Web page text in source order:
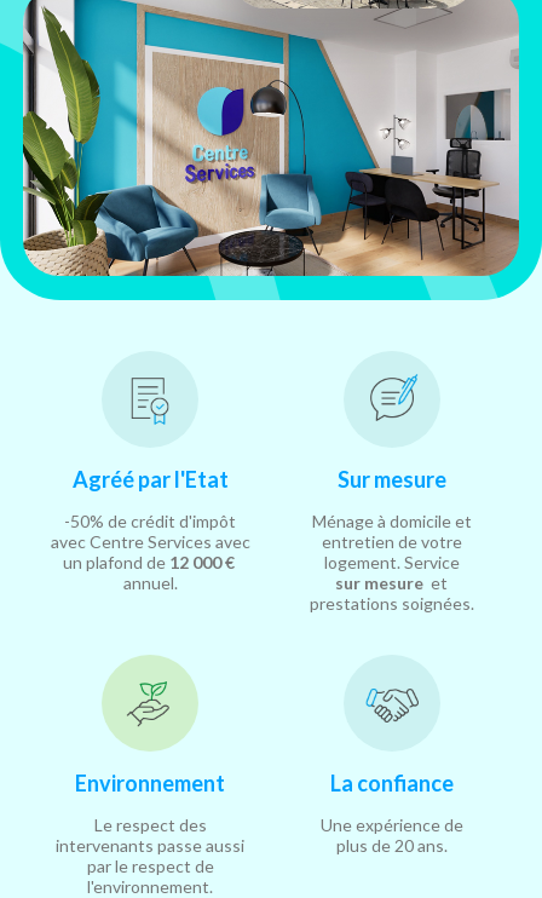
Agréé par l'Etat
-50% de crédit d'impôt
avec Centre Services avec
un plafond de 12 000 €
annuel.
Sur mesure
Ménage à domicile et
entretien de votre
logement. Service
sur mesure et
prestations soignées.
Environnement
Le respect des
intervenants passe aussi
par le respect de
l'environnement.
La confiance
Une expérience de
plus de 20 ans.